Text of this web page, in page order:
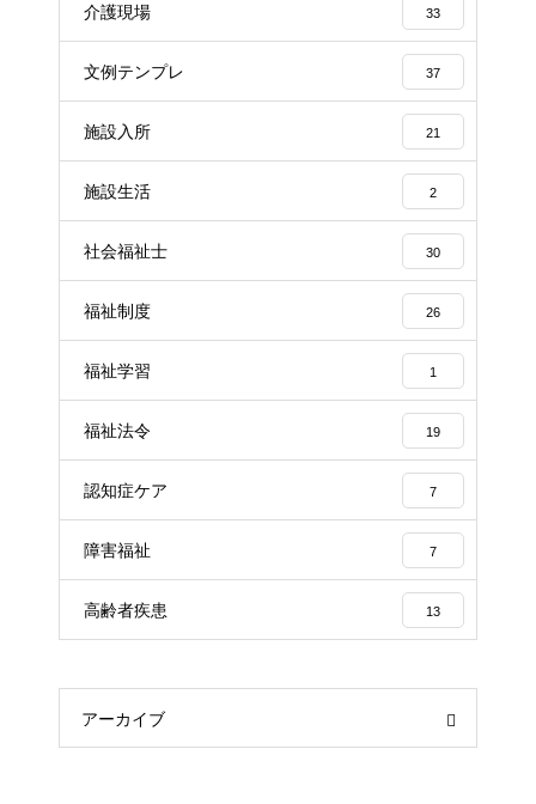
介護現場 33
文例テンプレ 37
施設入所 21
施設生活 2
社会福祉士 30
福祉制度 26
福祉学習 1
福祉法令 19
認知症ケア 7
障害福祉 7
高齢者疾患 13
アーカイブ